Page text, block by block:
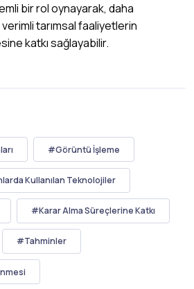
bir rol oynayarak, daha
tarımsal faaliyetlerin
katkı sağlayabilir.
#Görüntü İşleme
Kullanılan Teknolojiler
#Karar Alma Süreçlerine Katkı
#Tahminler